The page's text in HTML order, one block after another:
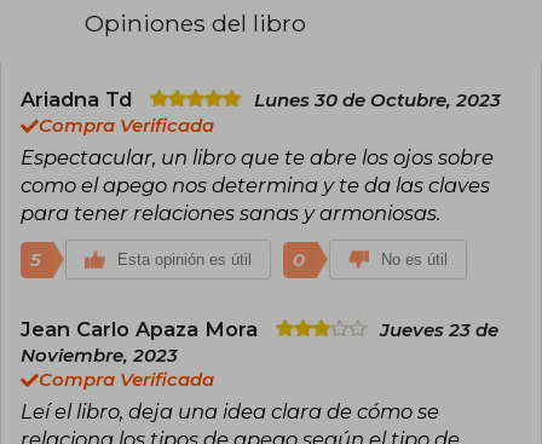
Opiniones del libro
Ariadna Td
Lunes 30 de Octubre, 2023
Compra Verificada
Espectacular, un libro que te abre los ojos sobre
como el apego nos determina y te da las claves
para tener relaciones sanas y armoniosas.
5 Esta opinión es útil 0 No es útil
Jean Carlo Apaza Mora
Jueves 23 de
Noviembre, 2023
Compra Verificada
Leí el libro, deja una idea clara de cómo se
relaciona los tipos de apego según el tipo de